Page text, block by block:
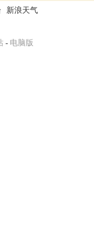
新浪天气
- 电脑版